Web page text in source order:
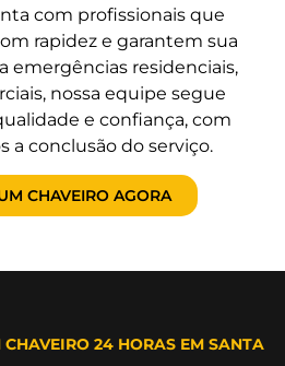
com profissionais que
rapidez e garantem sua
emergências residenciais,
nossa equipe segue
e confiança, com
a conclusão do serviço.
CHAVEIRO AGORA
CHAVEIRO 24 HORAS EM SANTA